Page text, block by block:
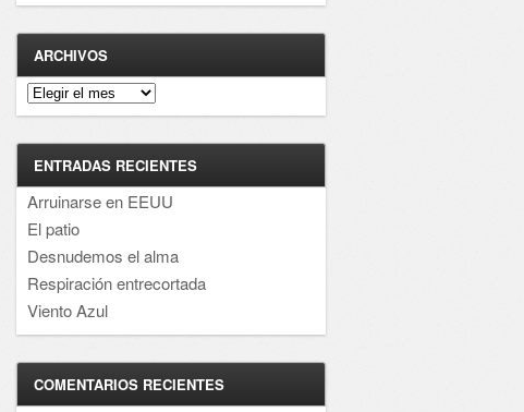
ARCHIVOS
Archivos
ENTRADAS RECIENTES
Arruinarse en EEUU
El patio
Desnudemos el alma
Respiración entrecortada
Viento Azul
COMENTARIOS RECIENTES